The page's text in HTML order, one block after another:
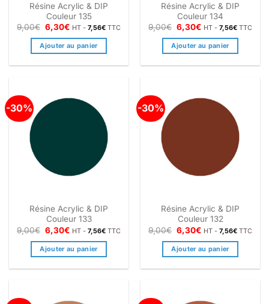
Résine Acrylic & DIP
Couleur 135
9,00€ Le
prix
initial
était :
6,30€Le
actuel
est :
HT -7,56€ TTC
Ajouter au panier
Résine Acrylic & DIP
Couleur 134
9,00€ Le
prix
initial
était :
6,30€Le
actuel
est :
HT -7,56€ TTC
Ajouter au panier
-30%
Résine Acrylic & DIP
Couleur 133
9,00€ Le
prix
initial
était :
6,30€Le
actuel
est :
HT -7,56€ TTC
Ajouter au panier
-30%
Résine Acrylic & DIP
Couleur 132
9,00€ Le
prix
initial
était :
6,30€Le
actuel
est :
HT -7,56€ TTC
Ajouter au panier